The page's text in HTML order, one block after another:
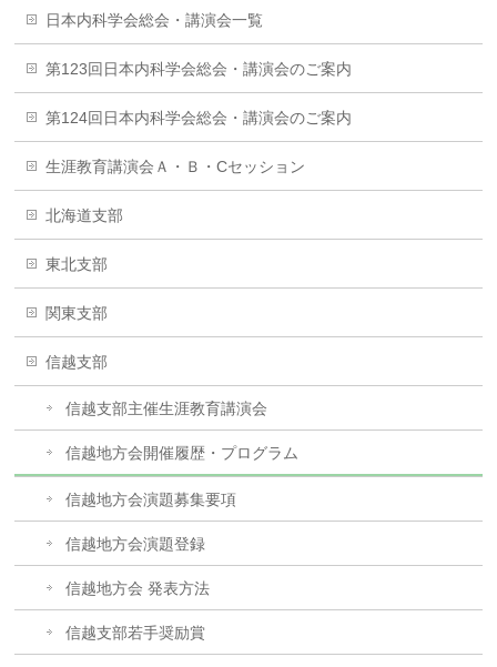
日本内科学会総会・講演会一覧
第123回日本内科学会総会・講演会のご案内
第124回日本内科学会総会・講演会のご案内
生涯教育講演会Ａ・Ｂ・Cセッション
北海道支部
東北支部
関東支部
信越支部
信越支部主催生涯教育講演会
信越地方会開催履歴・プログラム
信越地方会演題募集要項
信越地方会演題登録
信越地方会 発表方法
信越支部若手奨励賞